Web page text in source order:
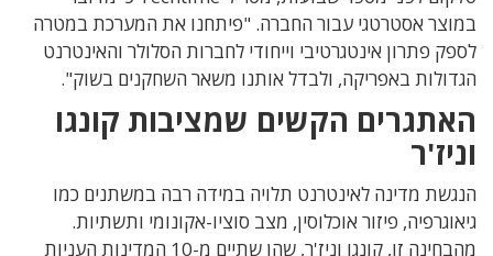
במוצר אסטרטגי עבור החברה. "פיתחנו את המערכת במטרה
לספק פתרון אינטגרטיבי וייחודי לחברות הסלולר והאינטרנט
הגדולות באפריקה, ולבדל אותנו משאר השחקנים בשוק".
האתגרים הקשים שמציבות קונגו
וניז'ר
הנגשת מדינה לאינטרנט תלויה במידה רבה במשתנים כמו
גיאוגרפיה, פיזור אוכלוסין, מצב סוציו-אקונומי ותשתיות.
מהבחינה זו, קונגו וניז'ר, שהן שתיים מ-10 המדינות העניות